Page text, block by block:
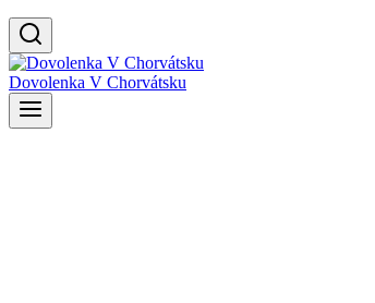
Dovolenka V Chorvátsku